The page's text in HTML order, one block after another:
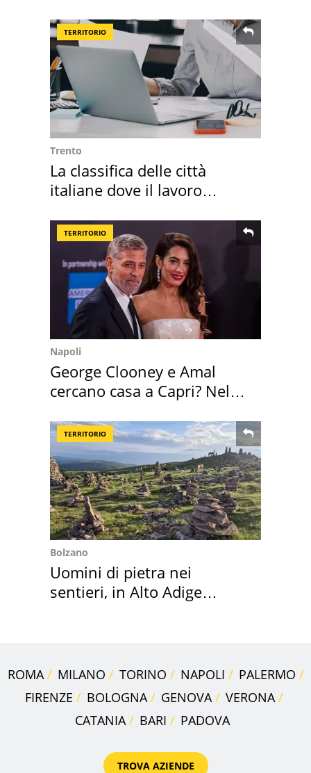
TERRITORIO
Trento
La classifica delle città
italiane dove il lavoro
TERRITORIO
Napoli
George Clooney e Amal
cercano casa a Capri? Nel
TERRITORIO
Bolzano
Uomini di pietra nei
sentieri, in Alto Adige
ROMA MILANO TORINO NAPOLI
PALERMO
FIRENZE
BOLOGNA GENOVA
VERONA
CATANIA
BARI PADOVA
TROVA AZIENDE